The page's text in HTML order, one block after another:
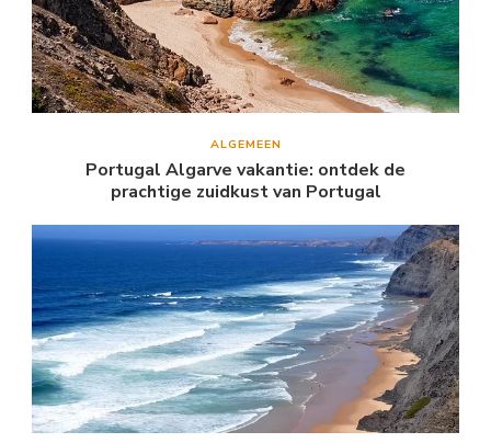
ALGEMEEN
Portugal Algarve vakantie: ontdek de
prachtige zuidkust van Portugal